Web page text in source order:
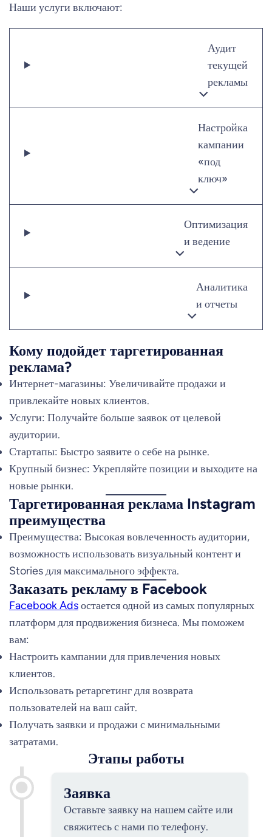
Наши услуги включают:
Аудит
текущей
рекламы
Настройка
кампании
«под
ключ»
Оптимизация
и ведение
Аналитика
и отчеты
Кому подойдет таргетированная
реклама?
Интернет-магазины: Увеличивайте продажи и
привлекайте новых клиентов.
Услуги: Получайте больше заявок от целевой
аудитории.
Стартапы: Быстро заявите о себе на рынке.
Крупный бизнес: Укрепляйте позиции и выходите на
новые рынки.
Таргетированная реклама Instagram
преимущества
Преимущества: Высокая вовлеченность аудитории,
возможность использовать визуальный контент и
Stories для максимального эффекта.
Заказать рекламу в Facebook
Facebook Adsостается одной из самых популярных
платформ для продвижения бизнеса. Мы поможем
вам:
Настроить кампании для привлечения новых
клиентов.
Использовать ретаргетинг для возврата
пользователей на ваш сайт.
Получать заявки и продажи с минимальными
затратами.
Этапы работы
Заявка
Оставьте заявку на нашем сайте или
свяжитесь с нами по телефону.